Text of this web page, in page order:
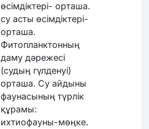
өсімдіктері- орташа.
су асты өсімдіктері-
орташа.
Фитопланктонның
даму дәрежесі
(судың гүлденуі)
орташа. Су айдыны
фаунасының түрлік
құрамы:
ихтиофауны-мөңке.